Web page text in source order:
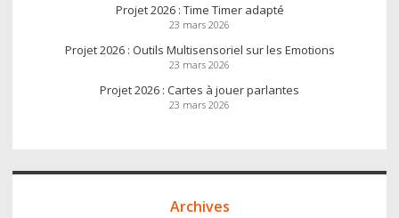
Projet 2026 : Time Timer adapté
23 mars 2026
Projet 2026 : Outils Multisensoriel sur les Emotions
23 mars 2026
Projet 2026 : Cartes à jouer parlantes
23 mars 2026
Archives